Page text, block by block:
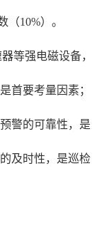
（10%）。
等强电磁设备，
首要考量因素；
警的可靠性，是
及时性，是巡检